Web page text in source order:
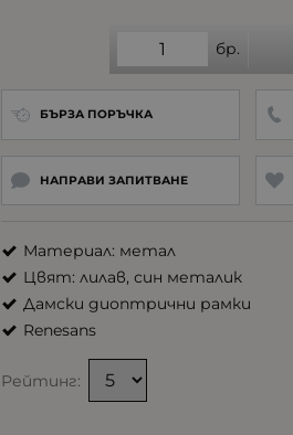
бр.
БЪРЗА ПОРЪЧКА
НАПРАВИ ЗАПИТВАНЕ
Материал: метал
Цвят: лилав, син металик
Дамски диоптрични рамки
Renesans
Рейтинг: